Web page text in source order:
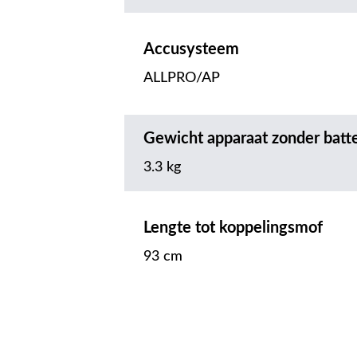
Accusysteem
ALLPRO/AP
Gewicht apparaat zonder
3.3 kg
Lengte tot koppelingsmof
93 cm